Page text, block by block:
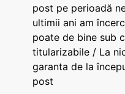
post pe perioadă
ultimii ani am
poate de bine sub
titularizabile / La
garanta de la
post